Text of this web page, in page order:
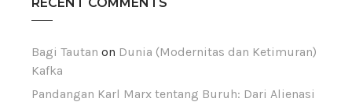
Bagi Tautan on Dunia (Modernitas dan Ketimuran)
Kafka
Pandangan Karl Marx tentang Buruh: Dari Alienasi